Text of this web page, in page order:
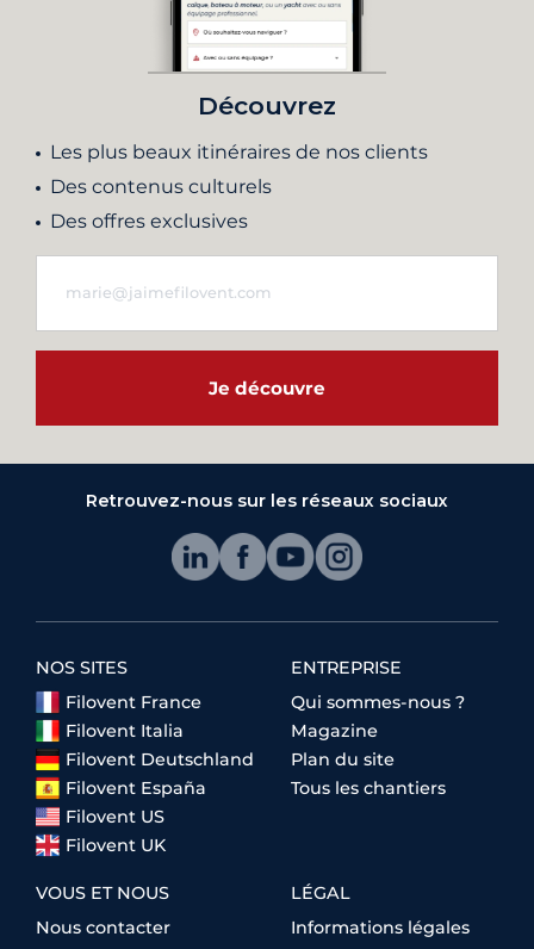
Découvrez
Les plus beaux itinéraires de nos clients
Des contenus culturels
Des offres exclusives
Je découvre
Retrouvez-nous sur les réseaux sociaux
NOS SITES
Filovent France
Filovent Italia
Filovent Deutschland
Filovent España
Filovent US
Filovent UK
ENTREPRISE
Qui sommes-nous ?
Magazine
Plan du site
Tous les chantiers
VOUS ET NOUS
Nous contacter
LÉGAL
Informations légales